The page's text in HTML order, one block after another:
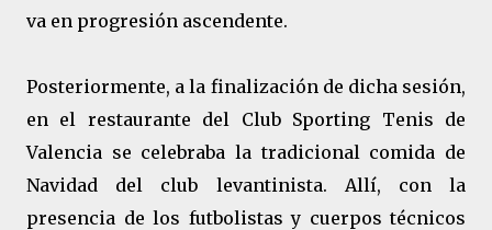
va en progresión ascendente.
Posteriormente, a la finalización de dicha sesión,
en el restaurante del Club Sporting Tenis de
Valencia se celebraba la tradicional comida de
Navidad del club levantinista. Allí, con la
presencia de los futbolistas y cuerpos técnicos